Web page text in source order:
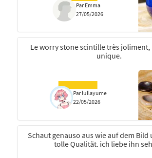
Par Emma
27/05/2026
Le worry stone scintille très
unique.
Par lullayume
22/05/2026
Schaut genauso aus wie auf dem Bild
tolle Qualität. ich liebe ihn